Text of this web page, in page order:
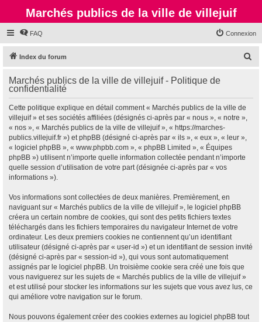
Marchés publics de la ville de villejuif
FAQ Connexion
Index du forum
h
Marchés publics de la ville de villejuif - Politique de
confidentialité
Cette politique explique en détail comment « Marchés publics de la ville de
villejuif » et ses sociétés affiliées (désignés ci-après par « nous », « notre »,
« nos », « Marchés publics de la ville de villejuif », « https://marches-
publics.villejuif.fr ») et phpBB (désigné ci-après par « ils », « eux », « leur »,
« logiciel phpBB », « www.phpbb.com », « phpBB Limited », « Équipes
phpBB ») utilisent n’importe quelle information collectée pendant n’importe
quelle session d’utilisation de votre part (désignée ci-après par « vos
informations »).
Vos informations sont collectées de deux manières. Premièrement, en
naviguant sur « Marchés publics de la ville de villejuif », le logiciel phpBB
créera un certain nombre de cookies, qui sont des petits fichiers textes
téléchargés dans les fichiers temporaires du navigateur Internet de votre
ordinateur. Les deux premiers cookies ne contiennent qu’un identifiant
utilisateur (désigné ci-après par « user-id ») et un identifiant de session invité
(désigné ci-après par « session-id »), qui vous sont automatiquement
assignés par le logiciel phpBB. Un troisième cookie sera créé une fois que
vous naviguerez sur les sujets de « Marchés publics de la ville de villejuif »
et est utilisé pour stocker les informations sur les sujets que vous avez lus, ce
qui améliore votre navigation sur le forum.
Nous pouvons également créer des cookies externes au logiciel phpBB tout